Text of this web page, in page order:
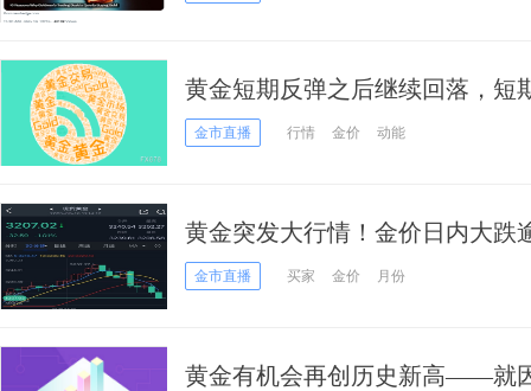
黄金短期反弹之后继续回落，短
稳金市直播 行情 金价 动能
黄金突发大行情！金价日内大跌
得“恐怖”跌幅
金市直播 买家 金价 月份
黄金有机会再创历史新高——就